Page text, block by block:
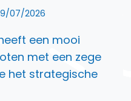
07/2026
een mooi
met een zege
het strategische